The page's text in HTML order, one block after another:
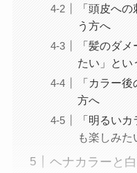
「頭皮へ
う方へ
「髪のダ
たい」とい
「カラー
方へ
「明るい
も楽しみ
ヘナカラーと